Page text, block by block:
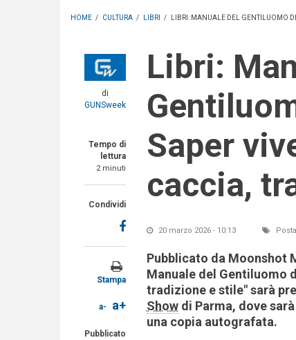
HOME / CULTURA / LIBRI / LIBRI: MANUALE DEL GENTILUOMO
di
GUNSweek
Tempo di
lettura
2 minuti
Condividi
Stampa
a- a+
Pubblicato
Libri: Manuale del
Saper
caccia,
20 marzo 2026 - 10:13
Pubblicato da Moonshot
Manuale del Gentiluomo
tradizione e stile" sarà
Show di Parma, dove
una copia autografata.